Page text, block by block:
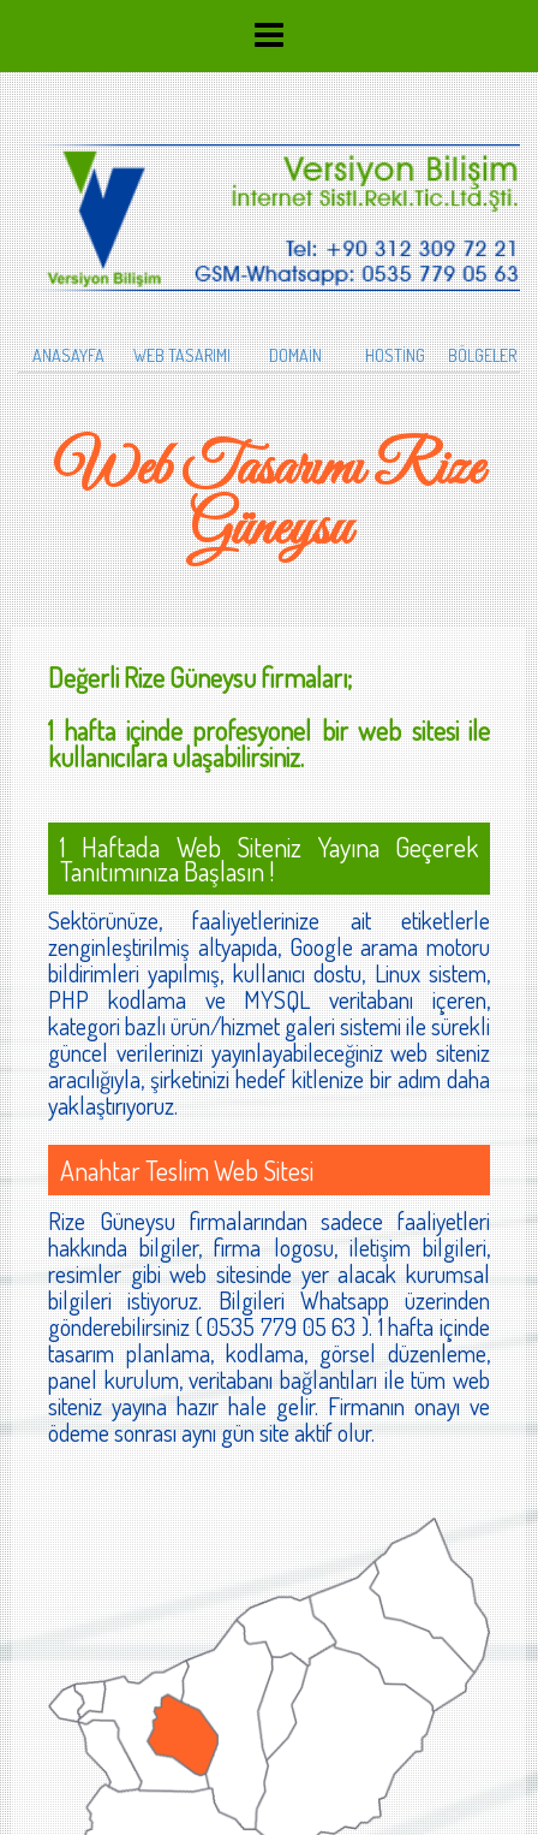
ANASAYFA WEB TASARIMI DOMAİN HOSTİNG BÖLGELER
Web Tasarımı Rize
Güneysu
DeğerliRize Güneysufirmaları;
1 hafta içinde profesyonel bir web sitesi ile
kullanıcılara ulaşabilirsiniz.
1 Haftada Web Siteniz Yayına Geçerek
Tanıtımınıza Başlasın !
Sektörünüze, faaliyetlerinize ait etiketlerle
zenginleştirilmiş altyapıda, Google arama motoru
bildirimleri yapılmış, kullanıcı dostu, Linux sistem,
PHP kodlama ve MYSQL veritabanı içeren,
kategori bazlı ürün/hizmet galeri sistemi ile sürekli
güncel verilerinizi yayınlayabileceğiniz web siteniz
aracılığıyla, şirketinizi hedef kitlenize bir adım daha
yaklaştırıyoruz.
Anahtar Teslim Web Sitesi
Rize Güneysu firmalarından sadece faaliyetleri
hakkında bilgiler, firma logosu, iletişim bilgileri,
resimler gibi web sitesinde yer alacak kurumsal
bilgileri istiyoruz. Bilgileri Whatsapp üzerinden
gönderebilirsiniz ( 0535 779 05 63 ). 1 hafta içinde
tasarım planlama, kodlama, görsel düzenleme,
panel kurulum, veritabanı bağlantıları ile tüm web
siteniz yayına hazır hale gelir. Firmanın onayı ve
ödeme sonrası aynı gün site aktif olur.